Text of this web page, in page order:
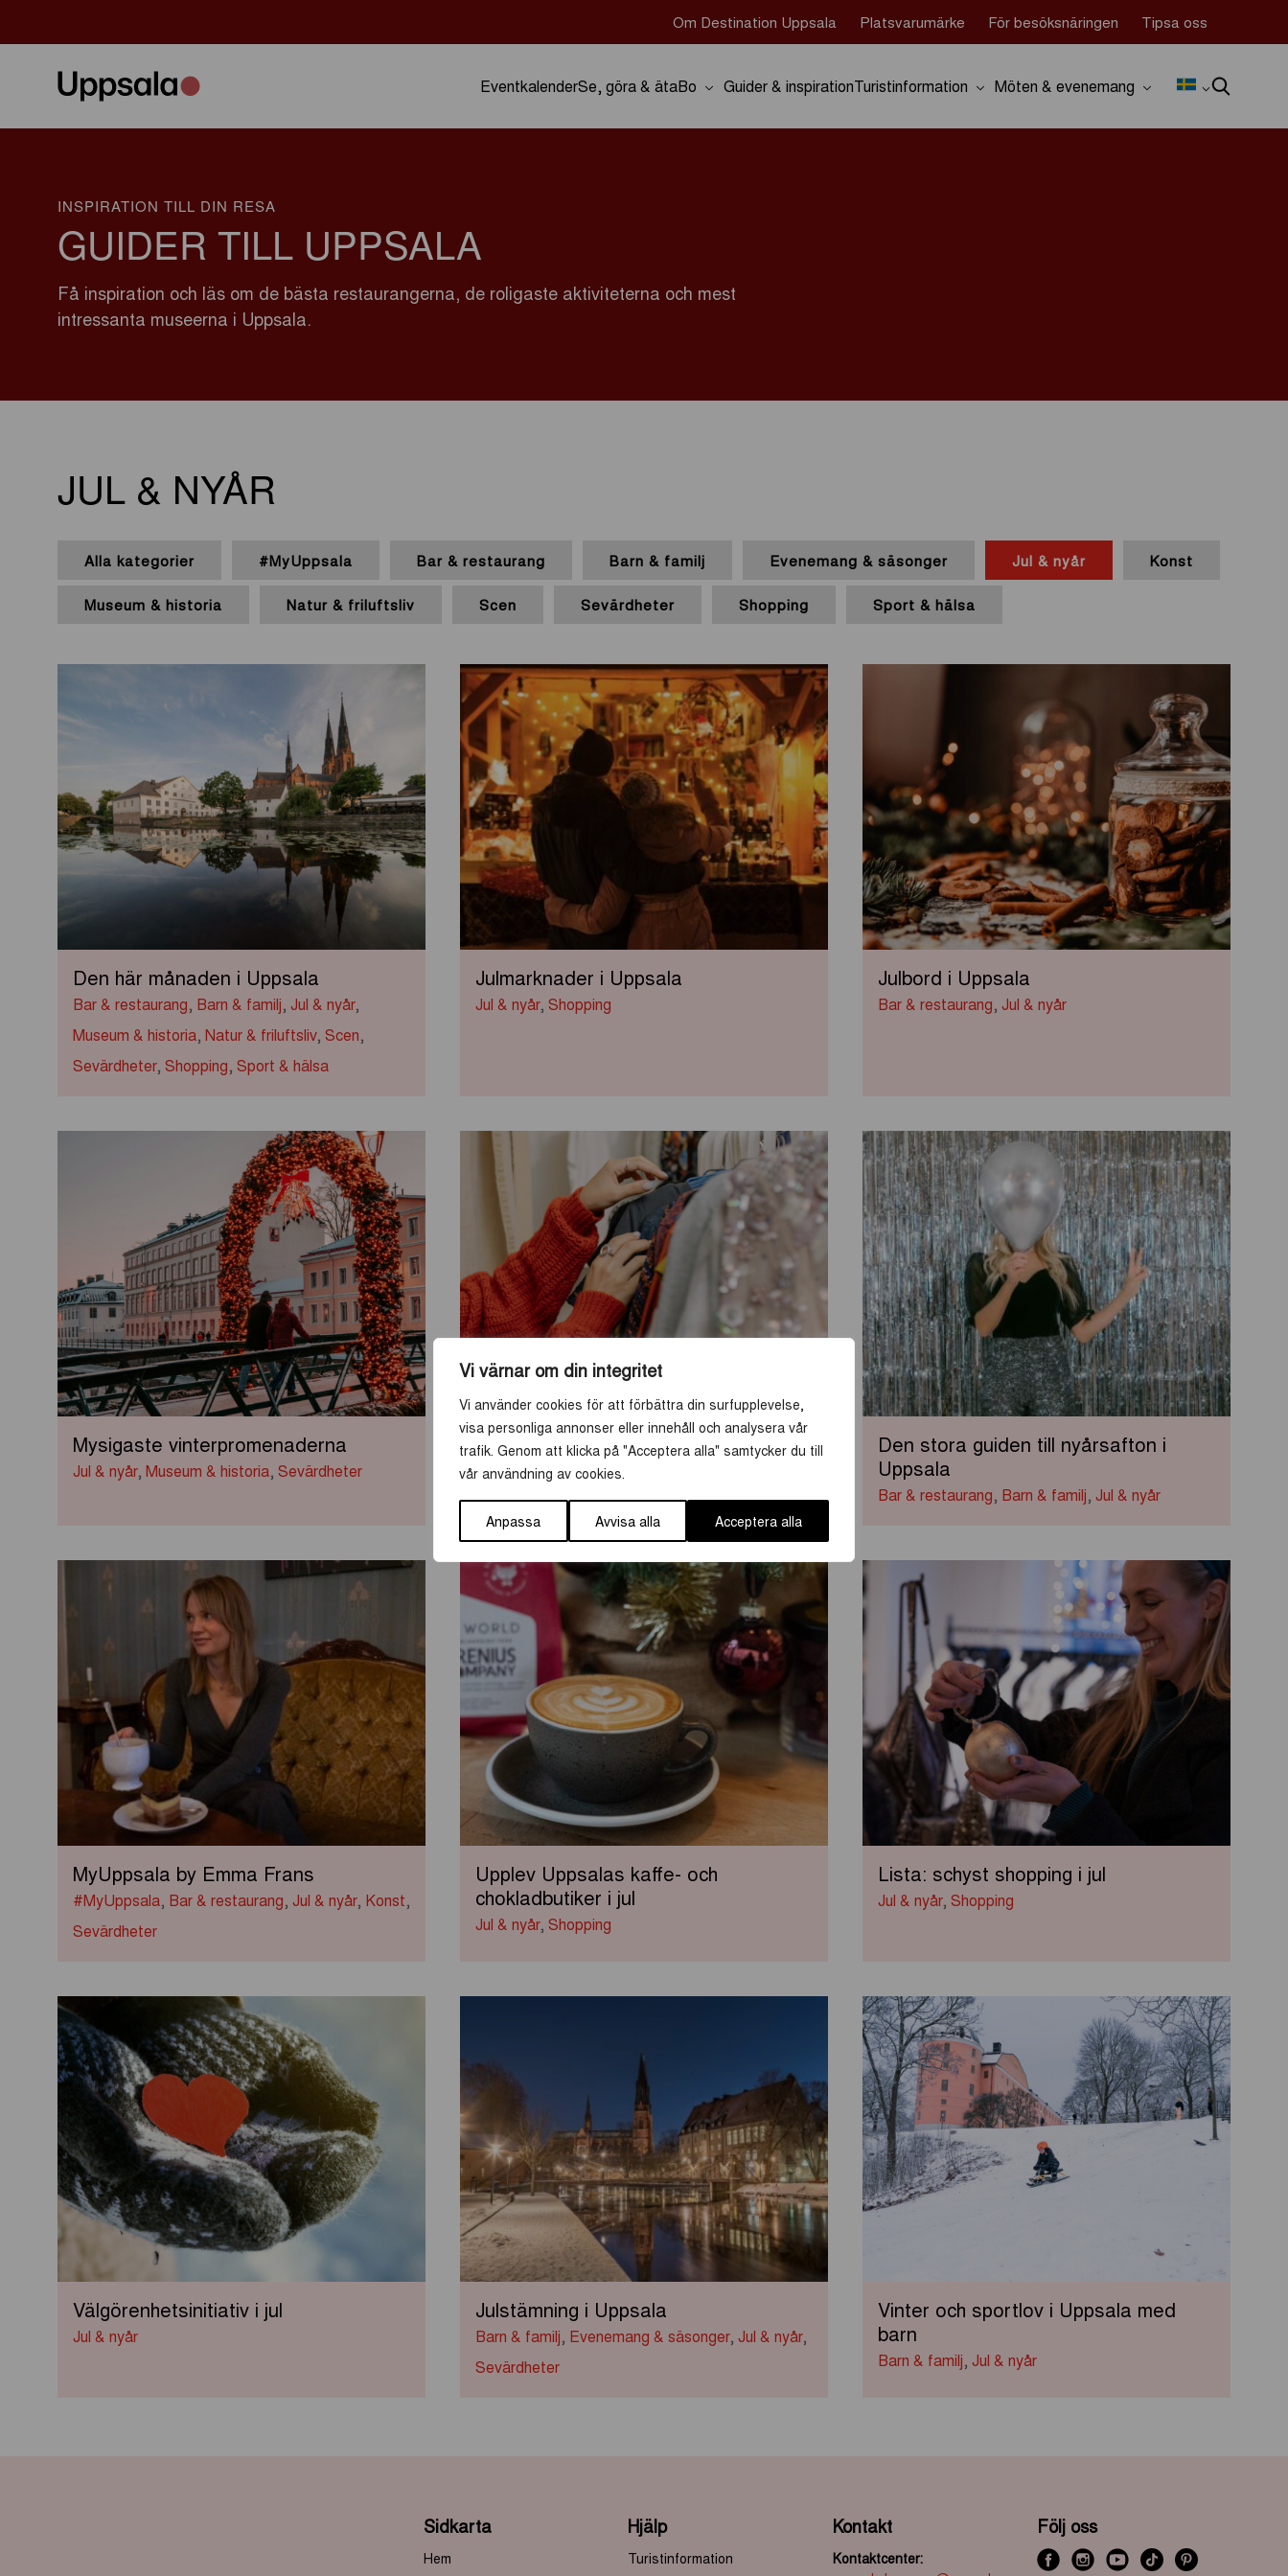
Vi värnar om din integritet
Vi använder cookies för att förbättra din surfupplevelse,
visa personliga annonser eller innehåll och analysera vår
trafik. Genom att klicka på "Acceptera alla" samtycker du till
vår användning av cookies.
Anpassa Avvisa alla Acceptera alla
Om Destination Uppsala Platsvarumärke För besöksnäringen Tipsa oss
EventkalenderSe, göra & ätaBo Guider & inspirationTuristinformation Möten & evenemang
INSPIRATION TILL DIN RESA
GUIDER TILL UPPSALA
Få inspiration och läs om de bästa restaurangerna, de roligaste aktiviteterna och mest
intressanta museerna i Uppsala.
JUL & NYÅR
Alla kategorier #MyUppsala Bar & restaurang Barn & familj Evenemang & säsonger Jul & nyår Konst
Museum & historia Natur & friluftsliv Scen Sevärdheter Shopping Sport & hälsa
Den här månaden i Uppsala
Bar & restaurang, Barn & familj, Jul & nyår,
Museum & historia, Natur & friluftsliv, Scen,
Sevärdheter, Shopping, Sport & hälsa
Julmarknader i Uppsala
Jul & nyår, Shopping
Julbord i Uppsala
Bar & restaurang, Jul & nyår
Mysigaste vinterpromenaderna
Jul & nyår, Museum & historia, Sevärdheter
Tips på unika julklappar i Uppsala
Jul & nyår,Shopping
Den stora guiden till nyårsafton i
Uppsala
Bar & restaurang, Barn & familj, Jul & nyår
MyUppsala by Emma Frans
#MyUppsala, Bar & restaurang, Jul & nyår, Konst,
Sevärdheter
Upplev Uppsalas kaffe- och
chokladbutiker i jul
Jul & nyår, Shopping
Lista: schyst shopping i jul
Jul & nyår, Shopping
Välgörenhetsinitiativ i jul
Jul & nyår
Julstämning i Uppsala
Barn & familj, Evenemang & säsonger, Jul & nyår,
Sevärdheter
Vinter och sportlov i Uppsala med
barn
Barn & familj, Jul & nyår
Sidkarta
Hem
Hjälp
Turistinformation
Kontakt
Kontaktcenter:
Följ oss